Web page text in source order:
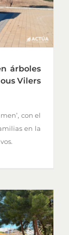
árboles
Vilers
con el
en la